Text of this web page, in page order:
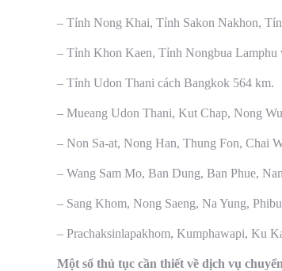
– Tỉnh Nong Khai, Tỉnh Sakon Nakhon,
– Tỉnh Khon Kaen, Tỉnh Nongbua Lamphu
– Tỉnh Udon Thani cách Bangkok 564 km.
– Mueang Udon Thani, Kut Chap, Nong
– Non Sa-at, Nong Han, Thung Fon, Chai
– Wang Sam Mo, Ban Dung, Ban Phue,
– Sang Khom, Nong Saeng, Na Yung,
– Prachaksinlapakhom, Kumphawapi, Ku
Một số thủ tục cần thiết về dịch vụ